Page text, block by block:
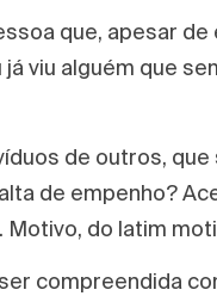
que, apesar
viu alguém que
de outros,
de empenho?
do latim
compreendida